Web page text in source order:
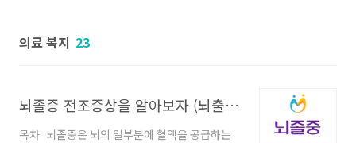
의료 복지 23
뇌졸증 전조증상을 알아보자 (뇌출혈 / 뇌경색)
목차 뇌졸중은 뇌의 일부분에 혈액을 공급하는